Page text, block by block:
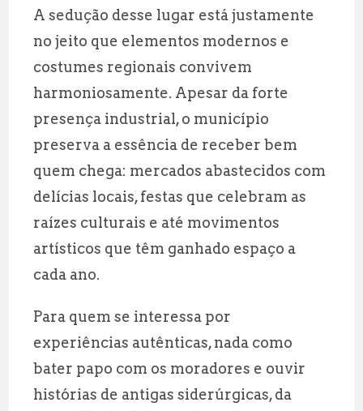
A sedução desse lugar está justamente
no jeito que elementos modernos e
costumes regionais convivem
harmoniosamente. Apesar da forte
presença industrial, o município
preserva a essência de receber bem
quem chega: mercados abastecidos com
delícias locais, festas que celebram as
raízes culturais e até movimentos
artísticos que têm ganhado espaço a
cada ano.
Para quem se interessa por
experiências autênticas, nada como
bater papo com os moradores e ouvir
histórias de antigas siderúrgicas, da